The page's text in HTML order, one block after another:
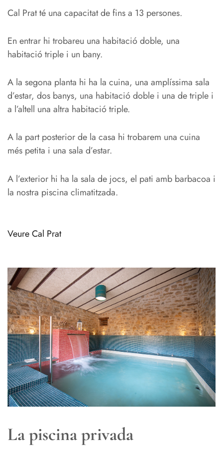
Cal Prat té una capacitat de fins a 13 persones.
En entrar hi trobareu una habitació doble, una
habitació triple i un bany.
A la segona planta hi ha la cuina, una amplíssima sala
d’estar, dos banys, una habitació doble i una de triple i
a l’altell una altra habitació triple.
A la part posterior de la casa hi trobarem una cuina
més petita i una sala d’estar.
A l’exterior hi ha la sala de jocs, el pati amb barbacoa i
la nostra piscina climatitzada.
Veure Cal Prat
La piscina privada